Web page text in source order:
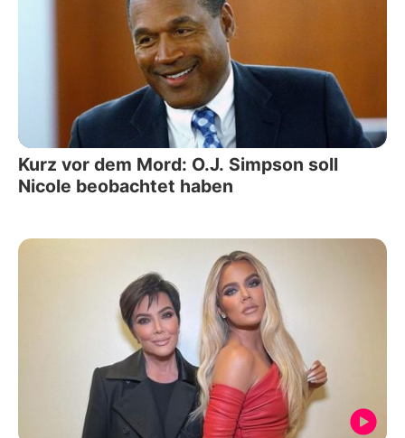
Kurz vor dem Mord: O.J. Simpson soll
Nicole beobachtet haben